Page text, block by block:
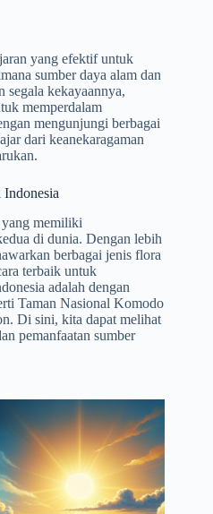
yang efektif untuk
sumber daya alam dan
segala kekayaannya,
memperdalam
mengunjungi berbagai
dari keanekaragaman
yang memiliki
di dunia. Dengan lebih
berbagai jenis flora
terbaik untuk
adalah dengan
Taman Nasional Komodo
Di sini, kita dapat melihat
pemanfaatan sumber